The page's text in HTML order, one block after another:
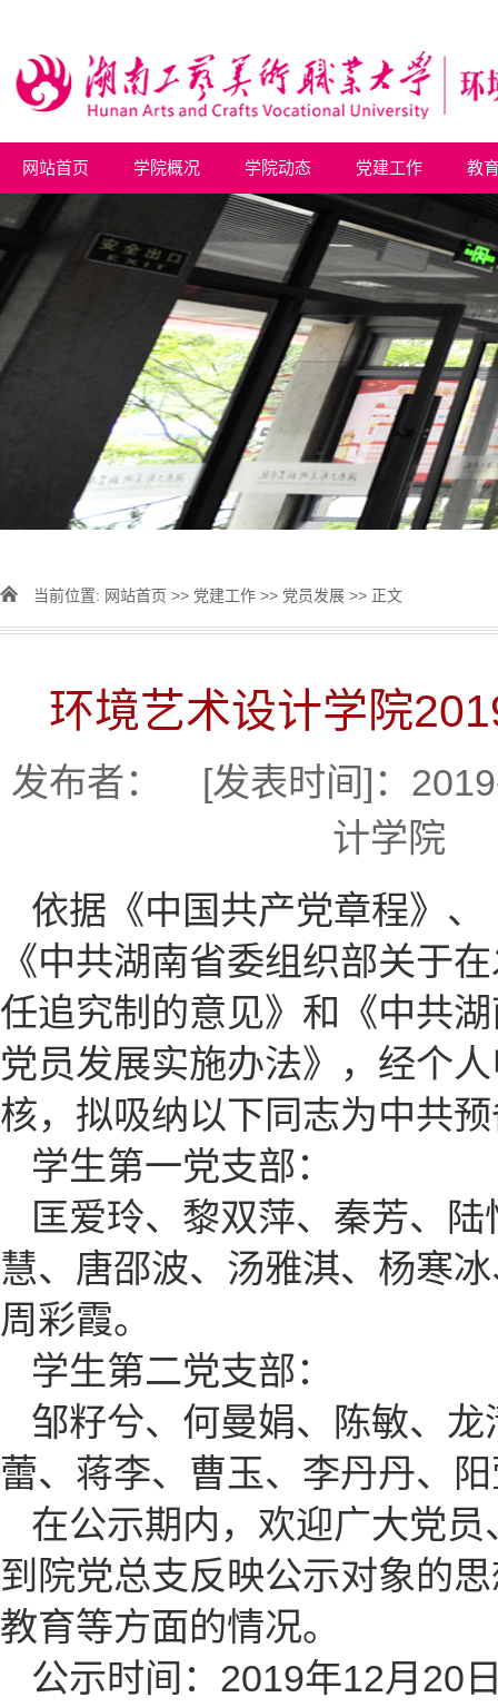
网站首页 学院概况 学院动态 党建工作 教
当前位置: 网站首页 >> 党建工作 >> 党员发展 >> 正文
环境艺术设计学院
发布者： [发表时间]：
计学院
依据《中国共产党章程》
《中共湖南省委组织部关于
任追究制的意见》和《中共
党员发展实施办法》，经个
核，拟吸纳以下同志为中共
学生第一党支部：
匡爱玲、黎双萍、秦芳、
慧、唐邵波、汤雅淇、杨寒
周彩霞。
学生第二党支部：
邹籽兮、何曼娟、陈敏、
蕾、蒋李、曹玉、李丹丹、
在公示期内，欢迎广大党
到院党总支反映公示对象的
教育等方面的情况。
公示时间：2019年12月20